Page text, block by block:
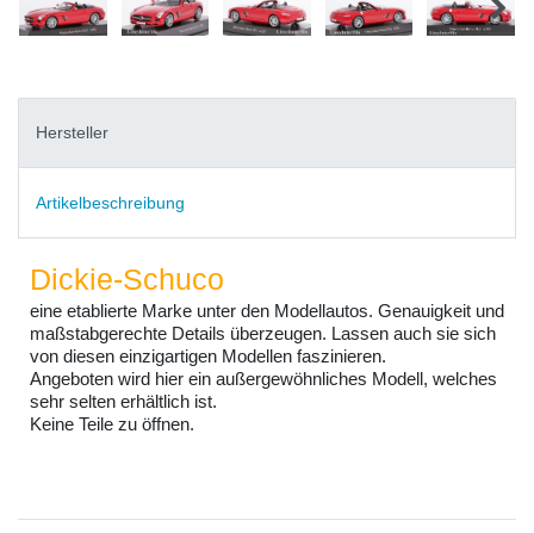
Hersteller
Artikelbeschreibung
Dickie-Schuco
eine etablierte Marke unter den Modellautos. Genauigkeit und
maßstabgerechte Details überzeugen. Lassen auch sie sich
von diesen einzigartigen Modellen faszinieren.
Angeboten wird hier ein außergewöhnliches Modell, welches
sehr selten erhältlich ist.
Keine Teile zu öffnen.